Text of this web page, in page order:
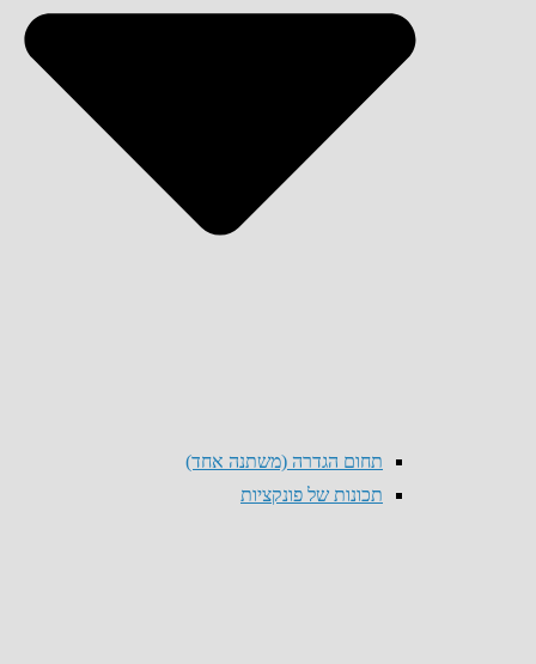
תחום הגדרה (משתנה אחד)
תכונות של פונקציות